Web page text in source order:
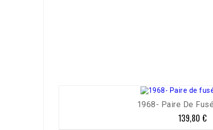
1968- Paire De
Prix
139,80 €